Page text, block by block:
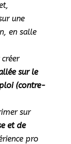
une
en salle
sur le
(contre-
sur
et de
pro